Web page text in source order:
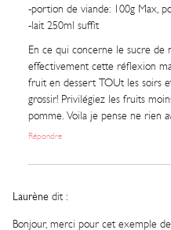
-portion de viande: 100g Max,
-lait 250ml suffit
En ce qui concerne le sucre de
effectivement cette réflexion
fruit en dessert TOUt les soirs
grossir! Privilégiez les fruits
pomme. Voila je pense ne rien
Répondre
Laurène dit :
Bonjour, merci pour cet exemple